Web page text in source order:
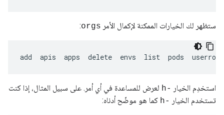
ستظهر لك الخيارات الممكنة لإكمال الأمر orgs
:
add  apis  apps  delete  envs  list  pods
استخدِم الخيار -h
لعرض للمساعدة في أي أمر. على سبيل المثال، إذا كنت
تستخدم الخيار -h كما هو موضّح أدناه: